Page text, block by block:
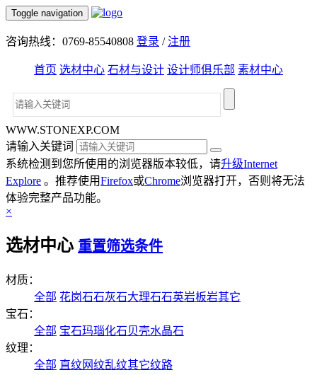
Toggle navigation
咨询热线：0769-85540808 登录 /注册
首页 选材中心 石材与设计 设计师俱乐部 素材中心
WWW.STONEXP.COM
请输入关键词
系统检测到您所使用的浏览器版本较低，请升级Internet
Explore 。推荐使用Firefox或Chrome浏览器打开，否则将无法
体验完整产品功能。
×
选材中心 重置筛选条件
材质：
全部 花岗石石灰石大理石石英岩板岩其它
宝石：
全部 宝石玛瑙化石贝壳水晶石
纹理：
全部 直纹网纹乱纹其它纹路